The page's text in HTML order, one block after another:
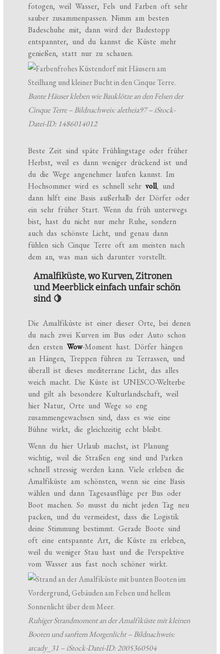
fotogen, weil Wasser, Fels und Farben oft sehr
sauber zusammenpassen. Nimm am besten
Badeschuhe mit, dann wird der Badestopp
entspannter, und du kannst die Küste mehr
genießen, statt nur zu schauen.
Bunte Häuser kleben wie Bauklötze an den Felsen der
Cinque Terre – Bildnachweis: aletheia97 – iStock-
Datei-ID: 1486014012
Beste Zeit sind späte Frühlingstage oder früher
Herbst, weil es dann weniger drückend ist und
du die Wege angenehmer laufen kannst. Im
Hochsommer wird es schnell sehrvoll, und
dann hilft eine Basis außerhalb der Dörfer oder
ein sehr früher Start. Wenn du früh unterwegs
bist, hast du nicht nur mehr Ruhe, sondern
auch das schönste Licht, und genau dann
fühlen sich Cinque Terre oft am meisten nach
dem an, was man sich darunter vorstellt.
Amalfiküste, wo Kurven, Zitronen
und Meerblick einfach unfair schön
sind 🍋
Die Amalfiküste ist einer dieser Orte, bei denen
du nach zwei Kurven im Bus oder Auto schon
den erstenWow-Moment hast. Dörfer hängen
an Hängen, Treppen führen zu Terrassen, und
überall ist dieses mediterrane Licht, das alles
weich macht. Die Küste ist UNESCO-Welterbe
und gilt als besondere Kulturlandschaft, weil
hier Natur, Orte und Wege so eng
zusammengewachsen sind, dass es wie eine
Bühne wirkt, die gleichzeitig echt bleibt.
Wenn du hier Urlaub machst, ist Planung
wichtig, weil die Straßen eng sind und Parken
schnell stressig werden kann. Viele erleben die
Amalfiküste am schönsten, wenn sie eine Basis
wählen und dann Tagesausflüge per Bus oder
Boot machen. So musst du nicht jeden Tag neu
packen, und du vermeidest, dass die Logistik
deine Stimmung bestimmt. Gerade Boote sind
oft eine entspannte Art, die Küste zu erleben,
weil du weniger Stau hast und die Perspektive
vom Wasser aus fast noch schöner wirkt.
Ruhiger Strandmoment an der Amalfiküste mit kleinen
Booten und sanftem Morgenlicht – Bildnachweis:
arcady_31 – iStock-Datei-ID: 2005360504